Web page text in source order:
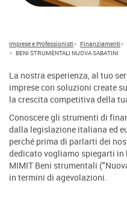
Imprese e Professionisti Finanziamenti
BENI STRUMENTALI NUOVA SABATINI
La nostra esperienza, al tuo
imprese con soluzioni create
la crescita competitiva della
Conoscere gli strumenti di
dalla legislazione italiana ed
perché prima di parlarti dei
dedicato vogliamo spiegarti in
MIMIT Beni strumentali
in termini di agevolazioni.